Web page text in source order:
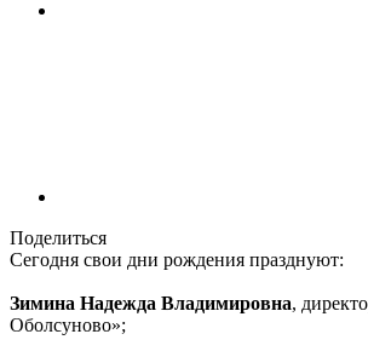
Поделиться
Сегодня свои дни рождения празднуют:
Зимина Надежда Владимировна,
Оболсуново»;